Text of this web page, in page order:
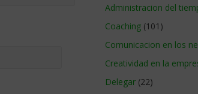
Administracion del
Coaching (101)
Comunicacion en los
Creatividad en la
Delegar (22)